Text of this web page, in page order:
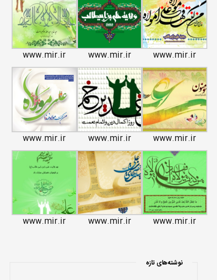
www.mir.ir
www.mir.ir
www.mir.ir
www.mir.ir
www.mir.ir
www.mir.ir
www.mir.ir
www.mir.ir
www.mir.ir
نوشته‌های تازه